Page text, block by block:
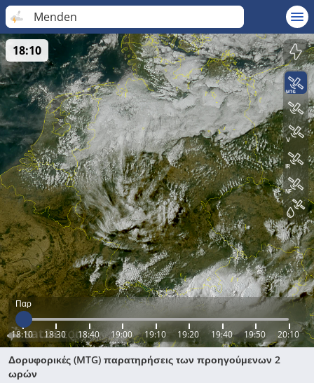
Menden
Παρ
18:10 18:30 18:40 19:00 19:10 19:20 19:40 19:50 20:10
18:10
Δορυφορικές (MTG) παρατηρήσεις των προηγούμενων 2
ωρών